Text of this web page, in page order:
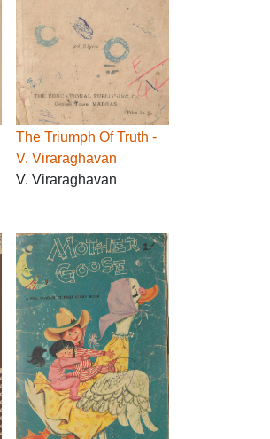
The Triumph Of Truth -
V. Viraraghavan
V. Viraraghavan